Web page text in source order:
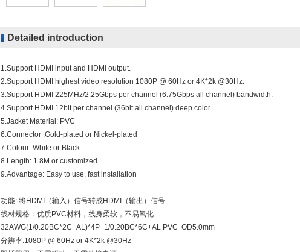
Detailed introduction
1.Support HDMI input and HDMI output.
2.Support HDMI highest video resolution 1080P @ 60Hz or 4K*2k @30Hz.
3.Support HDMI 225MHz/2.25Gbps per channel (6.75Gbps all channel) bandwidth.
4.Support HDMI 12bit per channel (36bit all channel) deep color.
5.Jacket Material: PVC
6.Connector :Gold-plated or Nickel-plated
7.Colour: White or Black
8.Length: 1.8M or customized
9.Advantage: Easy to use, fast installation
功能: 将HDMI（输入）信号转成HDMI（输出）信号
线材规格：优质PVC材料，线身柔软，不易氧化
32AWG(1/0.20BC*2C+AL)*4P+1/0.20BC*6C+AL PVC OD5.0mm
分辨率:1080P @ 60Hz or 4K*2k @30Hz